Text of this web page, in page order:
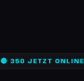
🔴 350 JETZT ONLINE